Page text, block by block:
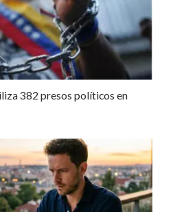
382 presos políticos en